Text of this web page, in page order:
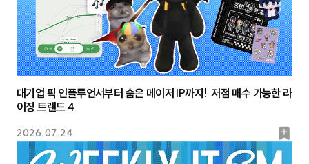
2026.07.24
북
마
대기업 픽 인플루언서부터 숨은 메이저 IP까지! 저점 매수 가능한 라
이징 트렌드 4